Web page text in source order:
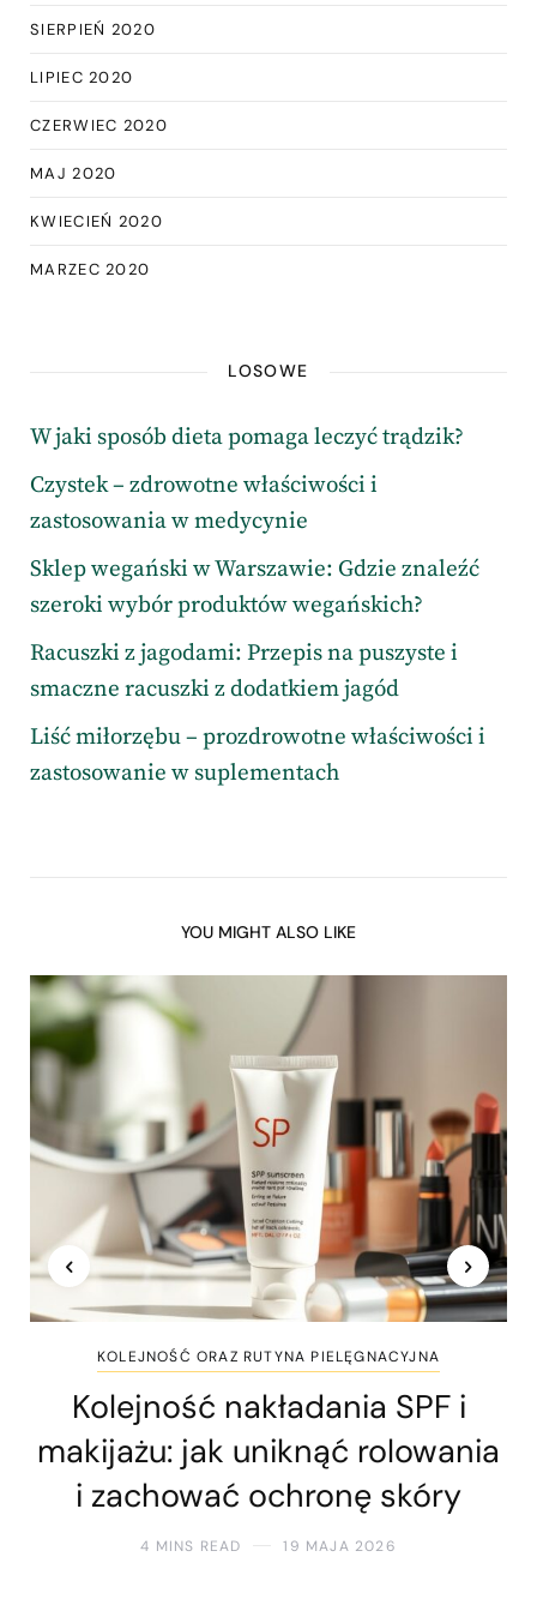
SIERPIEŃ 2020
LIPIEC 2020
CZERWIEC 2020
MAJ 2020
KWIECIEŃ 2020
MARZEC 2020
LOSOWE
W jaki sposób dieta pomaga leczyć trądzik?
Czystek – zdrowotne właściwości i
zastosowania w medycynie
Sklep wegański w Warszawie: Gdzie znaleźć
szeroki wybór produktów wegańskich?
Racuszki z jagodami: Przepis na puszyste i
smaczne racuszki z dodatkiem jagód
Liść miłorzębu – prozdrowotne właściwości i
zastosowanie w suplementach
YOU MIGHT ALSO LIKE
KOLEJNOŚĆ ORAZ RUTYNA PIELĘGNACYJNA
Kolejność nakładania SPF i
makijażu: jak uniknąć rolowania
i zachować ochronę skóry
4 MINS READ 19 MAJA 2026